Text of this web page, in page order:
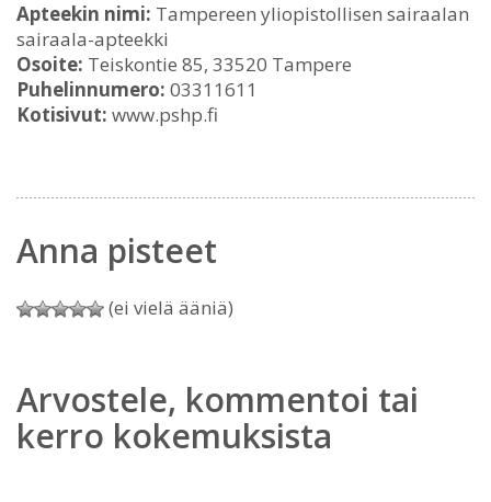
Apteekin nimi: Tampereen yliopistollisen sairaalan
sairaala-apteekki
Osoite: Teiskontie 85, 33520 Tampere
Puhelinnumero: 03311611
Kotisivut: www.pshp.fi
Anna pisteet
(ei vielä ääniä)
Arvostele, kommentoi tai
kerro kokemuksista